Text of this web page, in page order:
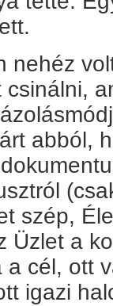
nehéz
abból,
szép,
Üzlet a
cél, ott
igazi